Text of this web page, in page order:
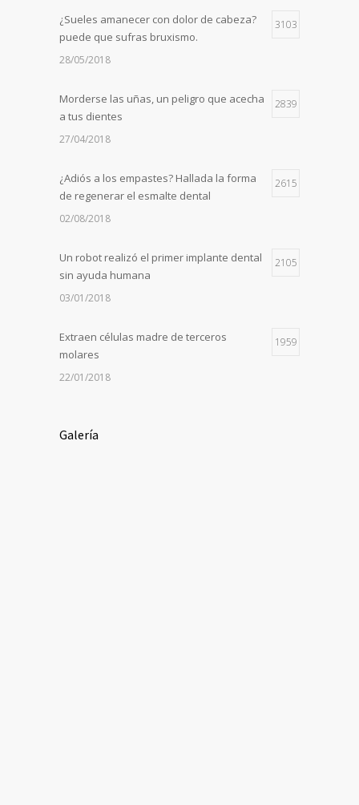
¿Sueles amanecer con dolor de cabeza?
puede que sufras bruxismo.
3103
28/05/2018
Morderse las uñas, un peligro que acecha
a tus dientes
2839
27/04/2018
¿Adiós a los empastes? Hallada la forma
de regenerar el esmalte dental
2615
02/08/2018
Un robot realizó el primer implante dental
sin ayuda humana
2105
03/01/2018
Extraen células madre de terceros
molares
1959
22/01/2018
Galería